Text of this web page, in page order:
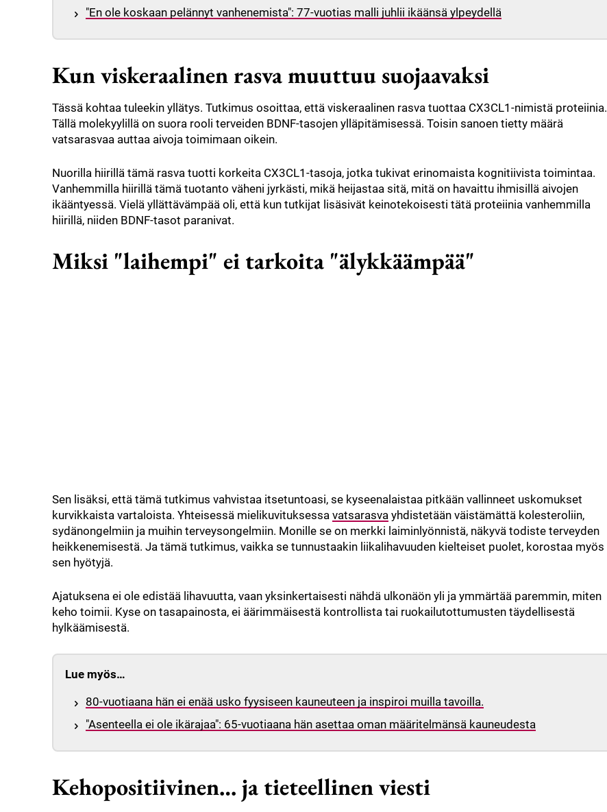
"En ole koskaan pelännyt vanhenemista": 77-vuotias malli juhlii ikäänsä ylpeydellä
Kun viskeraalinen rasva muuttuu suojaavaksi
Tässä kohtaa tuleekin yllätys. Tutkimus osoittaa, että viskeraalinen rasva tuottaa CX3CL1-nimistä proteiinia.
Tällä molekyylillä on suora rooli terveiden BDNF-tasojen ylläpitämisessä. Toisin sanoen tietty määrä
vatsarasvaa auttaa aivoja toimimaan oikein.
Nuorilla hiirillä tämä rasva tuotti korkeita CX3CL1-tasoja, jotka tukivat erinomaista kognitiivista toimintaa.
Vanhemmilla hiirillä tämä tuotanto väheni jyrkästi, mikä heijastaa sitä, mitä on havaittu ihmisillä aivojen
ikääntyessä. Vielä yllättävämpää oli, että kun tutkijat lisäsivät keinotekoisesti tätä proteiinia vanhemmilla
hiirillä, niiden BDNF-tasot paranivat.
Miksi "laihempi" ei tarkoita "älykkäämpää"
Sen lisäksi, että tämä tutkimus vahvistaa itsetuntoasi, se kyseenalaistaa pitkään vallinneet uskomukset
kurvikkaista vartaloista. Yhteisessä mielikuvituksessa vatsarasva yhdistetään väistämättä kolesteroliin,
sydänongelmiin ja muihin terveysongelmiin. Monille se on merkki laiminlyönnistä, näkyvä todiste terveyden
heikkenemisestä. Ja tämä tutkimus, vaikka se tunnustaakin liikalihavuuden kielteiset puolet, korostaa myös
sen hyötyjä.
Ajatuksena ei ole edistää lihavuutta, vaan yksinkertaisesti nähdä ulkonäön yli ja ymmärtää paremmin, miten
keho toimii. Kyse on tasapainosta, ei äärimmäisestä kontrollista tai ruokailutottumusten täydellisestä
hylkäämisestä.
Lue myös…
80-vuotiaana hän ei enää usko fyysiseen kauneuteen ja inspiroi muilla tavoilla.
"Asenteella ei ole ikärajaa": 65-vuotiaana hän asettaa oman määritelmänsä kauneudesta
Kehopositiivinen… ja tieteellinen viesti